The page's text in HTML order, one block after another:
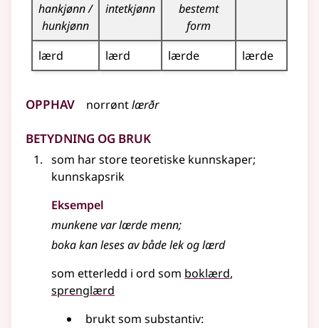
hankjønn /
hunkjønn
intetkjønn
bestemt
form
lærd
lærd lærde lærde
Opphav norrøntlærðr
Betydning og bruk
som har store teoretiske kunnskaper;
kunnskapsrik
Eksempel
munkene var lærde menn;
boka kan leses av både lek oglærd
som etterledd i ord som boklærd
sprenglærd
brukt som substantiv: